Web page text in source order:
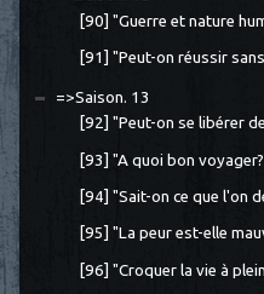
[90] "Guerre et nature
[91] "Peut-on réussir
=>Saison. 13
[92] "Peut-on se libérer
[93] "A quoi bon
[94] "Sait-on ce que l'on
[95] "La peur est-elle
[96] "Croquer la vie à